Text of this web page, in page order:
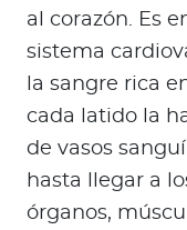
al corazón. Es
sistema
la sangre rica
cada latido la
de vasos
hasta llegar a
órganos,